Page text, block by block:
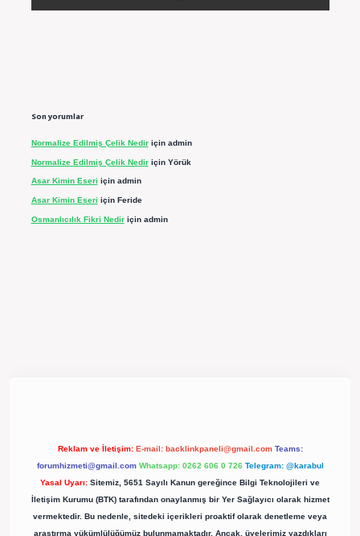
Son yorumlar
Normalize Edilmiş Çelik Nediriçin admin
Normalize Edilmiş Çelik Nediriçin Yörük
Asar Kimin Eseri için admin
Asar Kimin Eseri için Feride
Osmanlıcılık Fikri Nediriçin admin
Reklam ve İletişim: E-mail: backlinkpaneli@gmail.com Teams:
forumhizmeti@gmail.com Whatsapp: 0262 606 0 726 Telegram: @karabul
Yasal Uyarı: Sitemiz, 5651 Sayılı Kanun gereğince Bilgi Teknolojileri ve
İletişim Kurumu (BTK) tarafından onaylanmış bir Yer Sağlayıcı olarak hizmet
vermektedir. Bu nedenle, sitedeki içerikleri proaktif olarak denetleme veya
araştırma yükümlülüğümüz bulunmamaktadır. Ancak, üyelerimiz yazdıkları